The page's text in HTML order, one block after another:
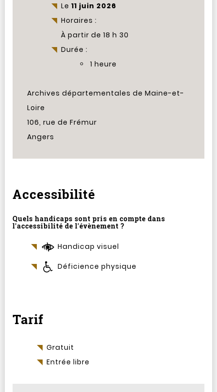
Le 11 juin 2026
Horaires :
À partir de 18 h 30
Durée :
1 heure
Archives départementales de Maine-et-
Loire
106, rue de Frémur
Angers
Accessibilité
Quels handicaps sont pris en compte dans
l'accessibilité de l'évènement ?
Handicap visuel
Déficience physique
Tarif
Gratuit
Entrée libre